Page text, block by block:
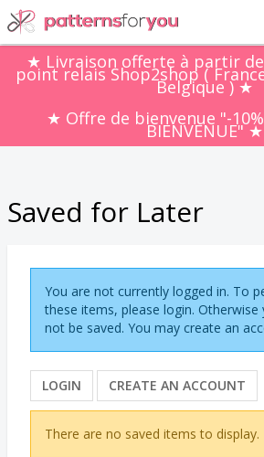
★ Livraison offerte à partir
point relais Shop2shop (
Belgique ) ★
★ Offre de bienvenue "-
BIENVENUE" ★
Saved for Later
You are not currently logged in. To
these items, please login. Otherwise
not be saved. You may create an
LOGIN CREATE AN ACCOUNT
There are no saved items to display.